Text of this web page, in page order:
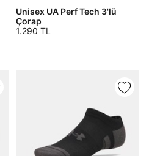
Unisex UA Perf Tech 3'lü
Çorap
1.290 TL